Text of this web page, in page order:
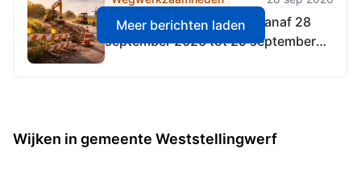
Wegonderhoud gepland vanaf 28
september 2026 tot 29 september
Meer berichten laden
Wijken in gemeente Weststellingwerf